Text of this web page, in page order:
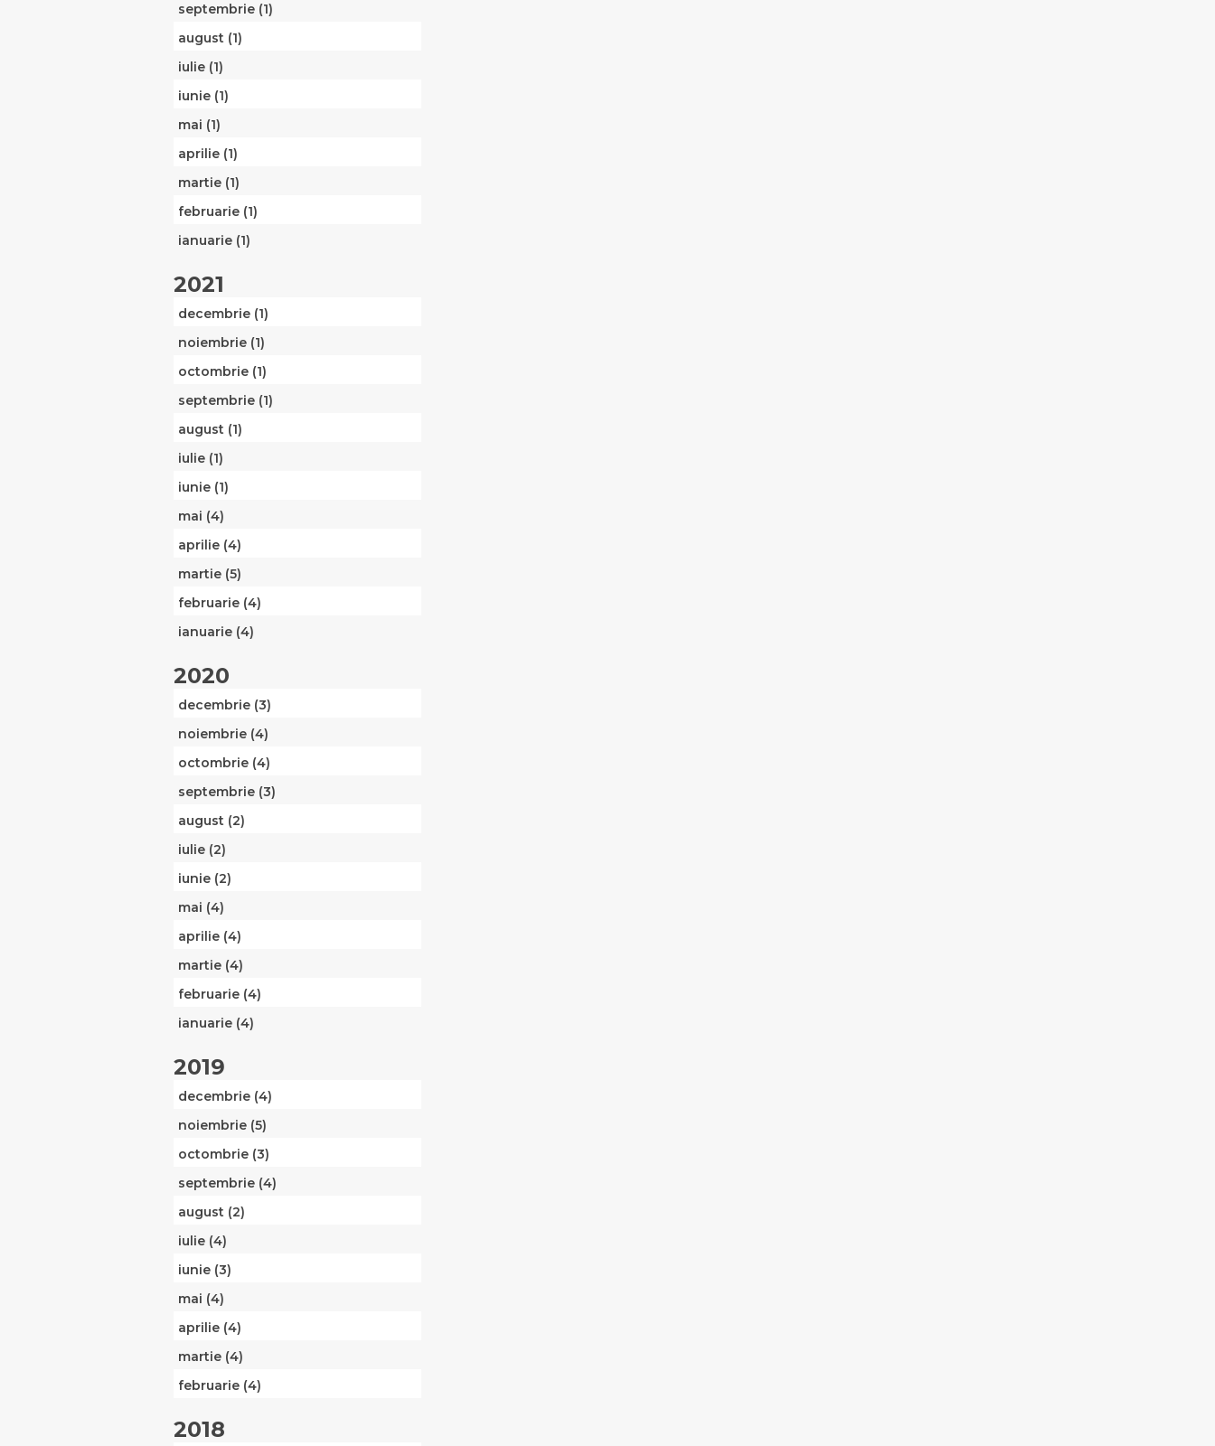
septembrie (1)
august (1)
iulie (1)
iunie (1)
mai (1)
aprilie (1)
martie (1)
februarie (1)
ianuarie (1)
2021
decembrie (1)
noiembrie (1)
octombrie (1)
septembrie (1)
august (1)
iulie (1)
iunie (1)
mai (4)
aprilie (4)
martie (5)
februarie (4)
ianuarie (4)
2020
decembrie (3)
noiembrie (4)
octombrie (4)
septembrie (3)
august (2)
iulie (2)
iunie (2)
mai (4)
aprilie (4)
martie (4)
februarie (4)
ianuarie (4)
2019
decembrie (4)
noiembrie (5)
octombrie (3)
septembrie (4)
august (2)
iulie (4)
iunie (3)
mai (4)
aprilie (4)
martie (4)
februarie (4)
2018